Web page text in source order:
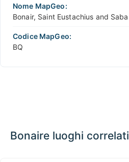
Nome MapGeo:
Bonair, Saint Eustachius and Saba
Codice MapGeo:
BQ
Bonaire luoghi correlati